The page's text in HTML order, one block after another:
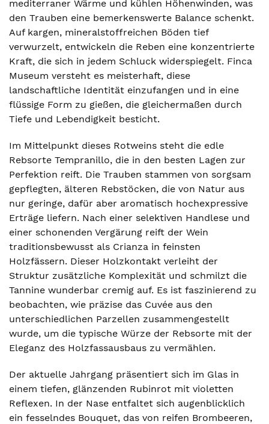
mediterraner Wärme und kühlen Höhenwinden, was
den Trauben eine bemerkenswerte Balance schenkt.
Auf kargen, mineralstoffreichen Böden tief
verwurzelt, entwickeln die Reben eine konzentrierte
Kraft, die sich in jedem Schluck widerspiegelt. Finca
Museum versteht es meisterhaft, diese
landschaftliche Identität einzufangen und in eine
flüssige Form zu gießen, die gleichermaßen durch
Tiefe und Lebendigkeit besticht.
Im Mittelpunkt dieses Rotweins steht die edle
Rebsorte Tempranillo, die in den besten Lagen zur
Perfektion reift. Die Trauben stammen von sorgsam
gepflegten, älteren Rebstöcken, die von Natur aus
nur geringe, dafür aber aromatisch hochexpressive
Erträge liefern. Nach einer selektiven Handlese und
einer schonenden Vergärung reift der Wein
traditionsbewusst als Crianza in feinsten
Holzfässern. Dieser Holzkontakt verleiht der
Struktur zusätzliche Komplexität und schmilzt die
Tannine wunderbar cremig auf. Es ist faszinierend zu
beobachten, wie präzise das Cuvée aus den
unterschiedlichen Parzellen zusammengestellt
wurde, um die typische Würze der Rebsorte mit der
Eleganz des Holzfassausbaus zu vermählen.
Der aktuelle Jahrgang präsentiert sich im Glas in
einem tiefen, glänzenden Rubinrot mit violetten
Reflexen. In der Nase entfaltet sich augenblicklich
ein fesselndes Bouquet, das von reifen Brombeeren,